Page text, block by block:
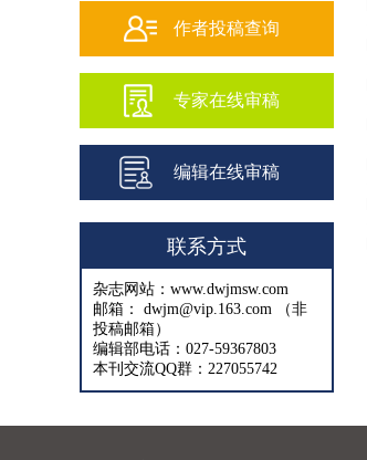
202501
202408
202406
202403
202402
202401
作者投稿查询
专家在线审稿
编辑在线审稿
联系方式
杂志网站：www.dwjmsw.com
邮箱： dwjm@vip.163.com （非
投稿邮箱）
编辑部电话：027-59367803
本刊交流QQ群：227055742